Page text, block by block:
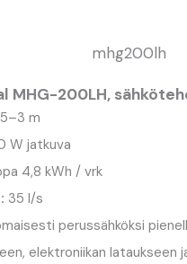
MHG-200LH,
m
W jatkuva
4,8 kWh / vrk
35 l/s
perussähköksi
elektroniikan lataukseen